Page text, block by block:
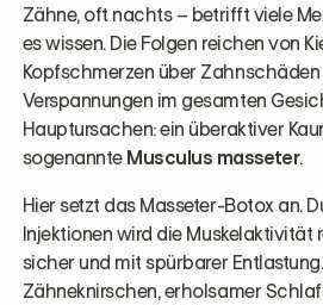
Zähne, oft nachts – betrifft viele
es wissen. Die Folgen reichen von
Kopfschmerzen über Zahnschäden
Verspannungen im gesamten
Hauptursachen: ein überaktiver
sogenannteMusculus masseter.
Hier setzt das Masseter-Botox an.
Injektionen wird die Muskelaktivität
sicher und mit spürbarer
Zähneknirschen, erholsamer